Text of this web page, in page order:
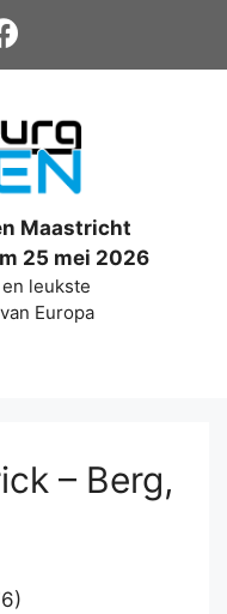
Maastricht
25 mei 2026
leukste
Europa
– Berg,